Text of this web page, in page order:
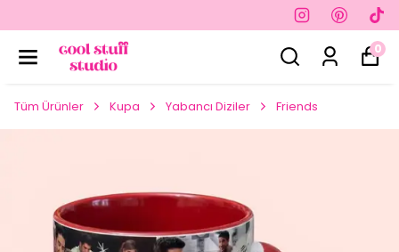
0
Tüm Ürünler Kupa Yabancı Diziler Friends